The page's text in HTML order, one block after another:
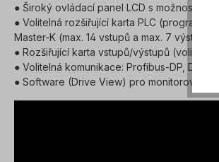
● Široký ovládací panel LCD s možností
● Volitelná rozšiřující karta PLC
Master-K (max. 14 vstupů a max. 7 výstupů)
● Rozšiřující karta vstupů/výstupů
● Volitelná komunikace: Profibus-DP,
● Software (Drive View) pro monitorování a